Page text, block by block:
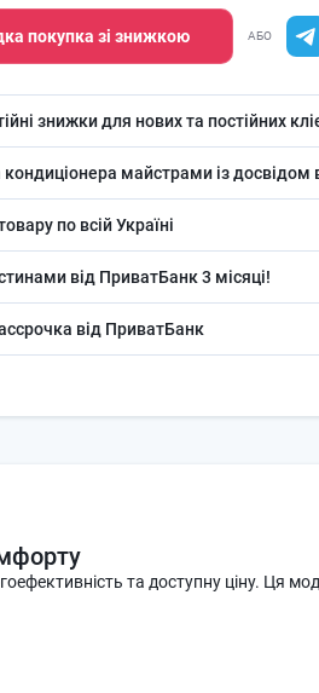
покупка зі знижкою АБО
знижки для нових та постійних
майстрами із досвідом
по всій Україні
від ПриватБанк 3 місяці!
від ПриватБанк
та доступну ціну. Ця